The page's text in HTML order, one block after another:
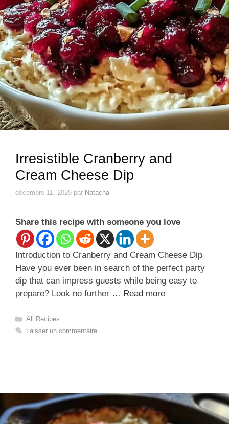
Irresistible Cranberry and
Cream Cheese Dip
décembre 11, 2025 par Natacha
Share this recipe with someone you love
Introduction to Cranberry and Cream Cheese Dip
Have you ever been in search of the perfect party
dip that can impress guests while being easy to
prepare? Look no further … Read more
Catégories
All Recipes
Laisser un commentaire